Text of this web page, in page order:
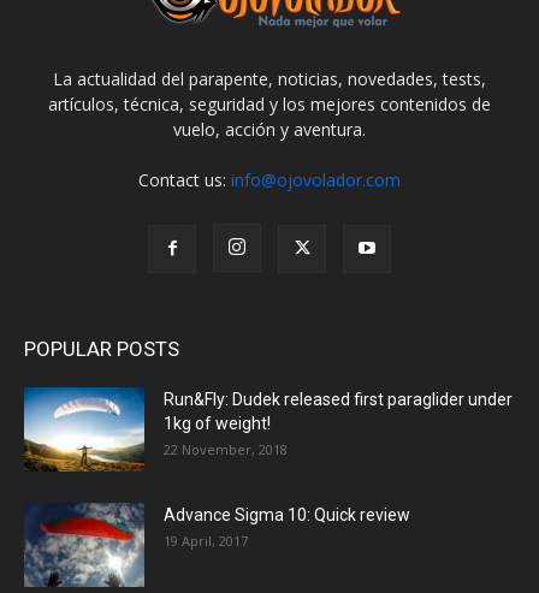
La actualidad del parapente, noticias, novedades, tests,
artículos, técnica, seguridad y los mejores contenidos de
vuelo, acción y aventura.
Contact us: info@ojovolador.com
POPULAR POSTS
Run&Fly: Dudek released first paraglider under
1kg of weight!
22 November, 2018
Advance Sigma 10: Quick review
19 April, 2017